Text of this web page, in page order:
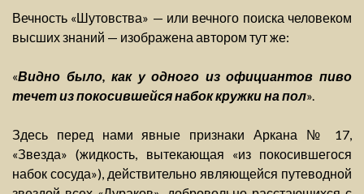
Вечность «Шутовства» — или вечного поиска человеком
высших знаний — изображена автором тут же:
«Видно было, как у одного из официантов пиво
течет из покосившейся набок кружки на пол».
Здесь перед нами явные признаки Аркана № 17,
«Звезда» (жидкость, вытекающая «из покосившегося
набок сосуда»), действительно являющейся путеводной